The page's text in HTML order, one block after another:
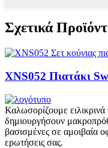
Σχετικά
XNS052 Πιατάκι
Καλωσορίζουμε
δημιουργήσουν
βασισμένες σε αμοιβαία
ερωτήσεις σας.